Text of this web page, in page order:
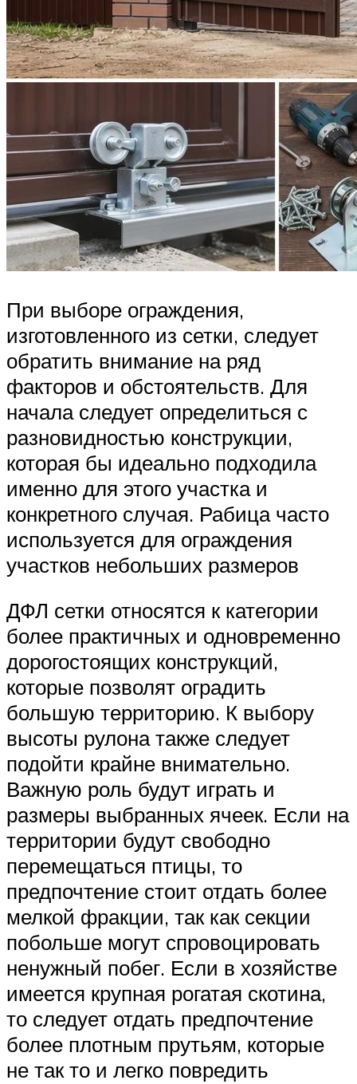
При выборе ограждения,
изготовленного из сетки, следует
обратить внимание на ряд
факторов и обстоятельств. Для
начала следует определиться с
разновидностью конструкции,
которая бы идеально подходила
именно для этого участка и
конкретного случая. Рабица часто
используется для ограждения
участков небольших размеров
ДФЛ сетки относятся к категории
более практичных и одновременно
дорогостоящих конструкций,
которые позволят оградить
большую территорию. К выбору
высоты рулона также следует
подойти крайне внимательно.
Важную роль будут играть и
размеры выбранных ячеек. Если на
территории будут свободно
перемещаться птицы, то
предпочтение стоит отдать более
мелкой фракции, так как секции
побольше могут спровоцировать
ненужный побег. Если в хозяйстве
имеется крупная рогатая скотина,
то следует отдать предпочтение
более плотным прутьям, которые
не так то и легко повредить